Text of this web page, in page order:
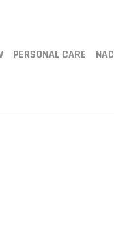
PERSONAL CARE